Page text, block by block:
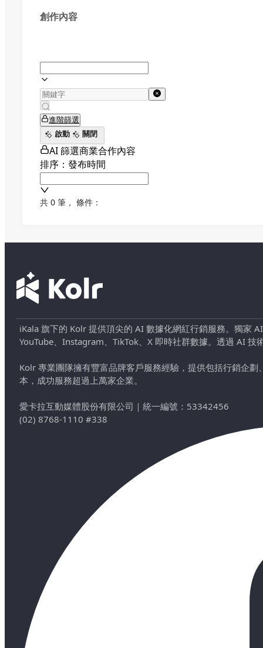
創作內容
進階篩選
啟動
關閉
AI 篩選商業合作內容
排序：發布時間
共 0 筆 ， 條件：
iKala 旗下的 Kolr 提供頂尖的 AI 數據化網紅行銷服務。獨家
YouTube、Instagram、TikTok、X 即時社群數據。透過 AI
Kolr 專業團隊擁有豐富品牌客戶服務經驗，提供包括行銷企
本，成功服務超過上萬家企業。
愛卡拉互動媒體股份有限公司 ｜ 統一編號：53342456
(02) 8768-1110 #338